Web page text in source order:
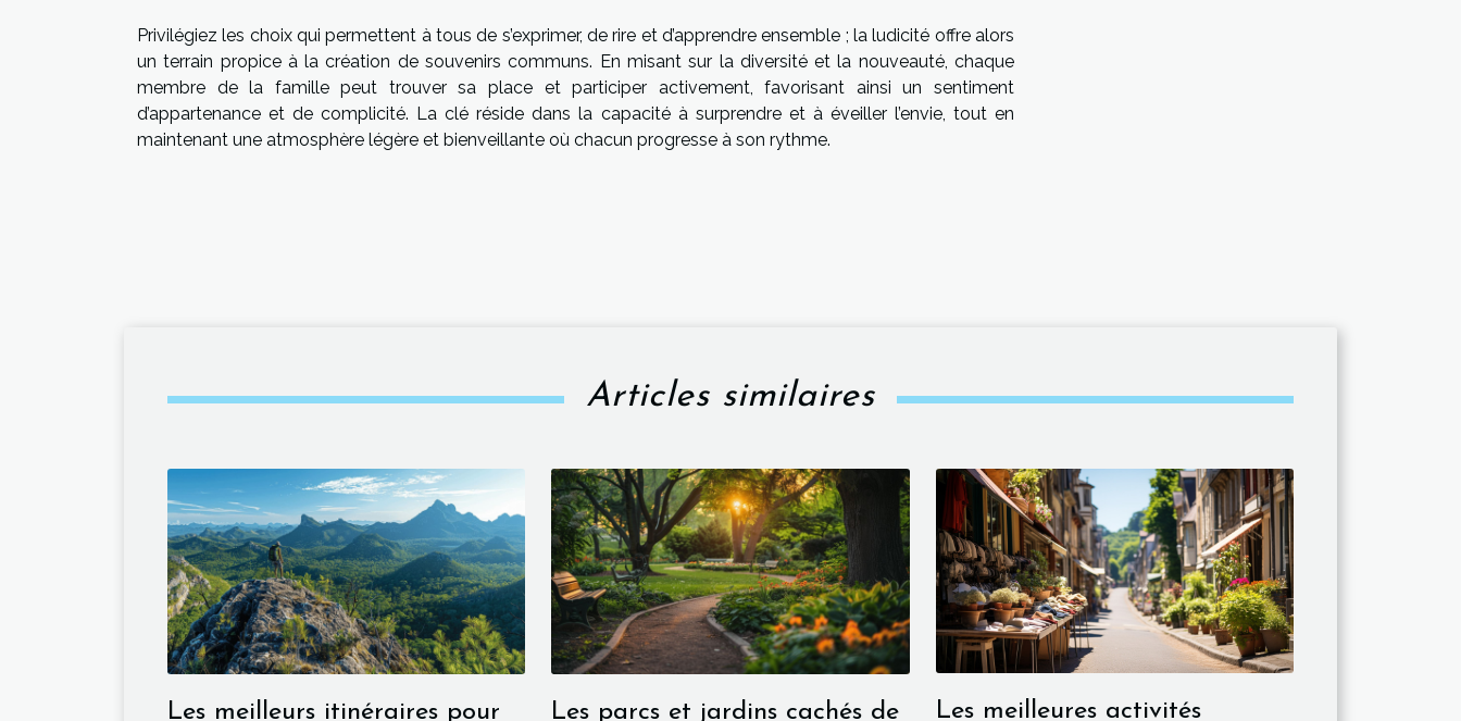
Privilégiez les choix qui permettent à tous de s’exprimer, de rire et d’apprendre ensemble ; la ludicité offre alors
un terrain propice à la création de souvenirs communs. En misant sur la diversité et la nouveauté, chaque
membre de la famille peut trouver sa place et participer activement, favorisant ainsi un sentiment
d’appartenance et de complicité. La clé réside dans la capacité à surprendre et à éveiller l’envie, tout en
maintenant une atmosphère légère et bienveillante où chacun progresse à son rythme.
Articles similaires
Les meilleurs itinéraires pour Les parcs et jardins cachés de Les meilleures activités